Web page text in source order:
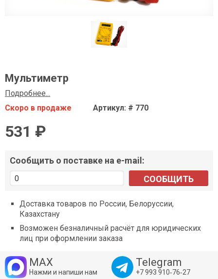
Мультиметр
Подробнее...
Скоро в продаже
Артикул: # 770
531 ₽
Сообщить о поставке на e-mail:
СООБЩИТЬ
Доставка товаров по России, Белоруссии,
Казахстану
Возможен безналичный расчёт для юридических
лиц при оформлении заказа
MAX
Нажми и напиши нам
Telegram
+7 993 910‑76‑27